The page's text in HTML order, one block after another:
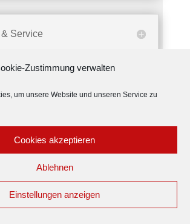
Zustimmung verwalten
um unsere Website und unseren Service zu
Cookies akzeptieren
Ablehnen
Einstellungen anzeigen
Service
/Wissenschaft /Forschung
/ Großunternehmen
Mittelgroße Unternehmen
Verbände / Kirchen
/ öffentliche Hand